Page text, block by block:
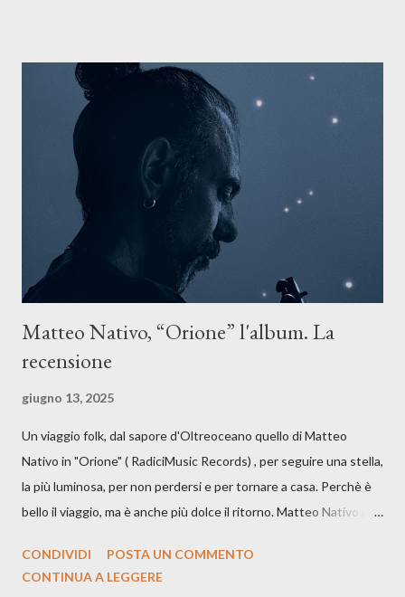
La canzone racconta la difficoltà di creare, e perfino di esistere,
sotto il peso della realtà. Ma lo fa cercando una via d’uscita, una
forma di assoluzione, nel vivere e nel suonare, nel trovare respiro
anche quando l’aria sembra farsi più densa. Il brano è anche una
dichiarazione d’intenti: Cico Messina apre il suo nuovo percorso
artistico con una composizi...
Matteo Nativo, “Orione” l'album. La
recensione
giugno 13, 2025
Un viaggio folk, dal sapore d'Oltreoceano quello di Matteo
Nativo in "Orione" ( RadiciMusic Records) , per seguire una stella,
la più luminosa, per non perdersi e per tornare a casa. Perchè è
bello il viaggio, ma è anche più dolce il ritorno. Matteo Nativo per
indubbiamente matura e consapevole oltre che con ottimi
CONDIVIDI
POSTA UN COMMENTO
CONTINUA A LEGGERE